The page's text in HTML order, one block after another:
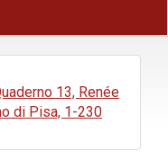
13, Renée
di Pisa, 1-230